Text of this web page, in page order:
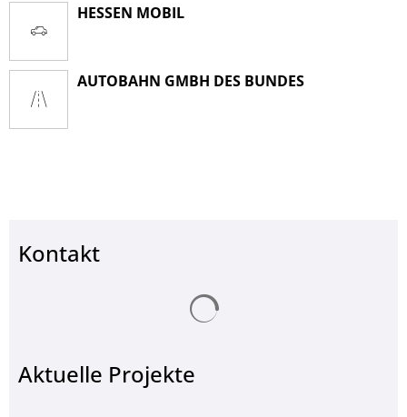
HESSEN MOBIL
AUTOBAHN GMBH DES BUNDES
Kontakt
Aktuelle Projekte